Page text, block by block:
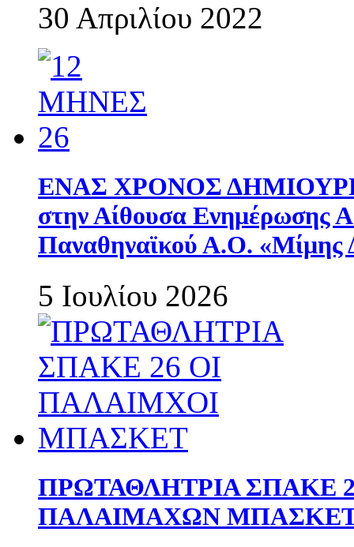
30 Απριλίου 2022
ΕΝΑΣ ΧΡΟΝΟΣ
στην Αίθουσα Ενημέρωσης
Παναθηναϊκού Α.Ο. «Μίμης
5 Ιουλίου 2026
ΠΡΩΤΑΘΛΗΤΡΙΑ ΣΠΑΚΕ
ΠΑΛΑΙΜΑΧΩΝ